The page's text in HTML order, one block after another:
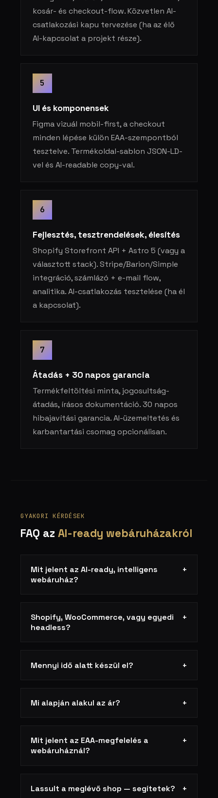
kosár- és checkout-flow. Közvetlen AI-
csatlakozási kapu tervezése (ha az élő
AI-kapcsolat a projekt része).
5
UI és komponensek
Figma vizuál mobil-first, a checkout
minden lépése külön EAA-szempontból
tesztelve. Termékoldal-sablon JSON-LD-
vel és AI-readable copy-val.
6
Fejlesztés, tesztrendelések, élesítés
Shopify Storefront API + Astro 5 (vagy a
választott stack). Stripe/Barion/Simple
integráció, számlázó + e-mail flow,
analitika. AI-csatlakozás tesztelése (ha él
a kapcsolat).
7
Átadás + 30 napos garancia
Termékfeltöltési minta, jogosultság-
átadás, írásos dokumentáció. 30 napos
hibajavítási garancia. AI-üzemeltetés és
karbantartási csomag opcionálisan.
GYAKORI KÉRDÉSEK
FAQ azAI-ready webáruházakról
Mit jelent az AI-ready, intelligens
webáruház?
+
Shopify, WooCommerce, vagy egyedi
headless?
+
Mennyi idő alatt készül el? +
Mi alapján alakul az ár? +
Mit jelent az EAA-megfelelés a
webáruháznál?
+
Lassult a meglévő shop — segítetek? +